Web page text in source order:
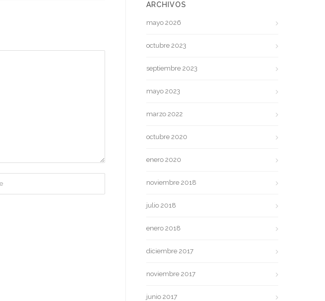
ARCHIVOS
mayo 2026
octubre 2023
septiembre 2023
mayo 2023
marzo 2022
octubre 2020
enero 2020
noviembre 2018
julio 2018
enero 2018
diciembre 2017
noviembre 2017
junio 2017